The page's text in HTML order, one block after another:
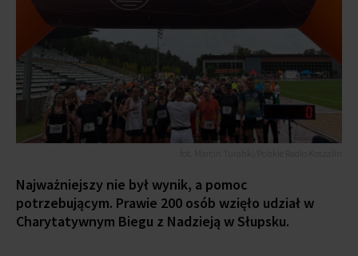
Najważniejszy nie był wynik, a pomoc
potrzebującym. Prawie 200 osób wzięło udział w
Charytatywnym Biegu z Nadzieją w Słupsku.